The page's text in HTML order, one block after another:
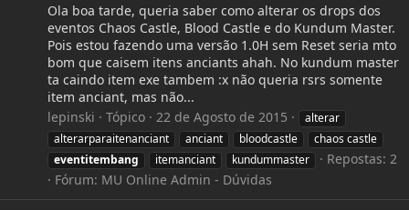
Ola boa tarde, queria saber como alterar os drops dos
eventos Chaos Castle, Blood Castle e do Kundum Master.
Pois estou fazendo uma versão 1.0H sem Reset seria mto
bom que caisem itens anciants ahah. No kundum master
ta caindo item exe tambem :x não queria rsrs somente
item anciant, mas não...
lepinski
Tópico 22 de Agosto de 2015
alterar
alterarparaitenanciant
anciant bloodcastle
chaos castle
eventitembang
itemanciant kundummaster
Repostas: 2
Fórum: MU Online Admin - Dúvidas